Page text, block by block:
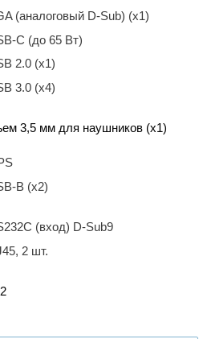
(аналоговый D-Sub) (x1)
C (до 65 Вт)
2.0 (x1)
3.0 (x4)
3,5 мм для наушников (x1)
B (x2)
(вход) D-Sub9
2 шт.